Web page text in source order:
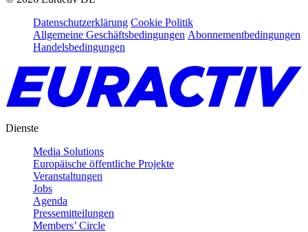
Datenschutzerklärung Cookie Politik
Allgemeine Geschäftsbedingungen Abonnementbedingungen
Handelsbedingungen
Dienste
Media Solutions
Europäische öffentliche Projekte
Veranstaltungen
Jobs
Agenda
Pressemitteilungen
Members’ Circle